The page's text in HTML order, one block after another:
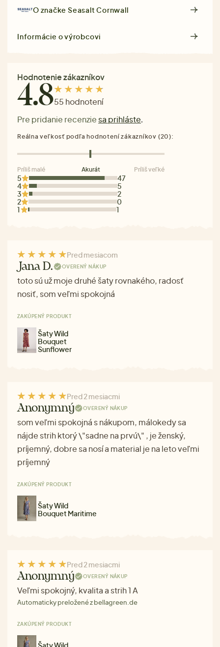
O značkeSeasalt Cornwall
Informácie o výrobcovi
Hodnotenie zákazníkov
4.855 hodnotení
Pre pridanie recenzie sa prihláste.
5
47
4
5
3
2
2
0
1
1
Reálna veľkosť podľa hodnotení zákazníkov (20):
Príliš malé Akurát Príliš veľké
Pred mesiacom
Jana D. OVERENÝ NÁKUP
toto sú už moje druhé šaty rovnakého, radosť
nosiť, som veľmi spokojná
ZAKÚPENÝ PRODUKT
Šaty Wild
Bouquet
Sunflower
Pred 2 mesiacmi
Anonymný OVERENÝ NÁKUP
som veľmi spokojná s nákupom, málokedy sa
nájde strih ktorý \"sadne na prvú\" , je ženský,
príjemný, dobre sa nosí a material je na leto veľmi
príjemný
ZAKÚPENÝ PRODUKT
Šaty Wild
Bouquet Maritime
Pred 2 mesiacmi
Anonymný OVERENÝ NÁKUP
Veľmi spokojný, kvalita a strih 1 A
Automaticky preložené z bellagreen.de
ZAKÚPENÝ PRODUKT
Šaty Wild